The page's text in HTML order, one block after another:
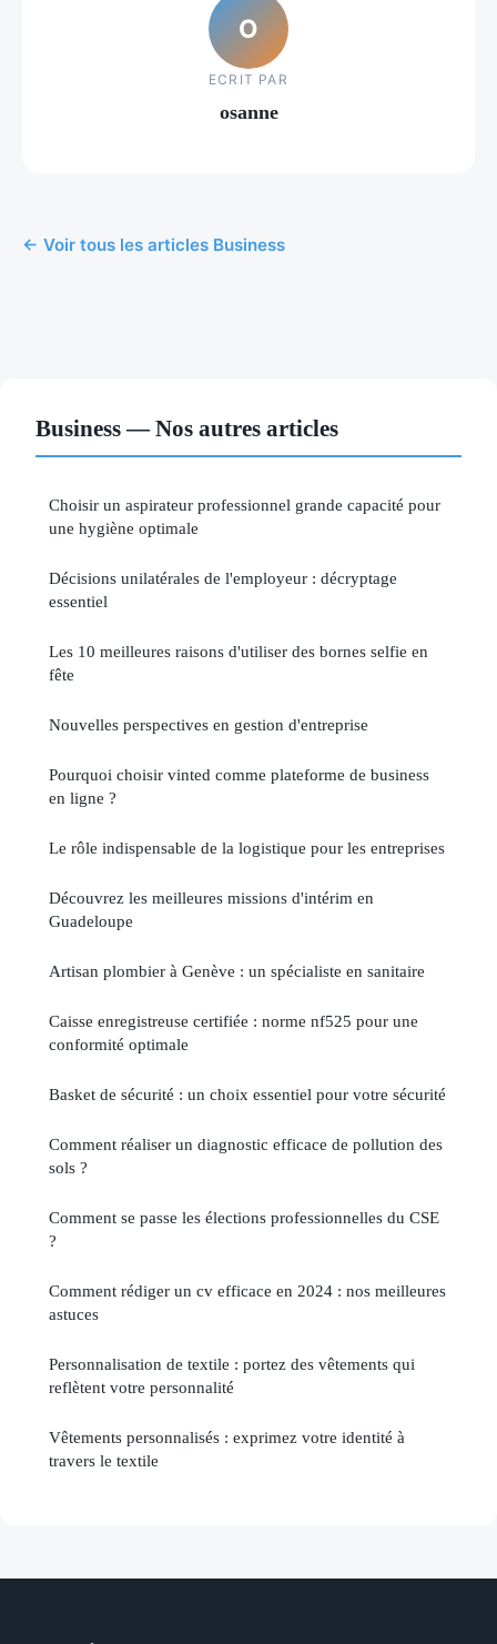
O
ECRIT PAR
osanne
← Voir tous les articles Business
Business — Nos autres articles
Choisir un aspirateur professionnel grande capacité pour
une hygiène optimale
Décisions unilatérales de l'employeur : décryptage
essentiel
Les 10 meilleures raisons d'utiliser des bornes selfie en
fête
Nouvelles perspectives en gestion d'entreprise
Pourquoi choisir vinted comme plateforme de business
en ligne ?
Le rôle indispensable de la logistique pour les entreprises
Découvrez les meilleures missions d'intérim en
Guadeloupe
Artisan plombier à Genève : un spécialiste en sanitaire
Caisse enregistreuse certifiée : norme nf525 pour une
conformité optimale
Basket de sécurité : un choix essentiel pour votre sécurité
Comment réaliser un diagnostic efficace de pollution des
sols ?
Comment se passe les élections professionnelles du CSE
?
Comment rédiger un cv efficace en 2024 : nos meilleures
astuces
Personnalisation de textile : portez des vêtements qui
reflètent votre personnalité
Vêtements personnalisés : exprimez votre identité à
travers le textile